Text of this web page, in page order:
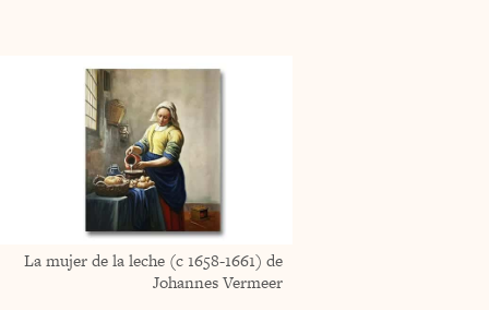
La mujer de la leche (c 1658-1661) de
Johannes Vermeer